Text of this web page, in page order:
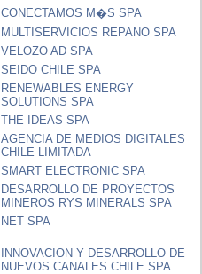
CONECTAMOS M�S SPA
MULTISERVICIOS REPANO SPA
VELOZO AD SPA
SEIDO CHILE SPA
RENEWABLES ENERGY
SOLUTIONS SPA
THE IDEAS SPA
AGENCIA DE MEDIOS DIGITALES
CHILE LIMITADA
SMART ELECTRONIC SPA
DESARROLLO DE PROYECTOS
MINEROS RYS MINERALS SPA
NET SPA
INNOVACION Y DESARROLLO DE
NUEVOS CANALES CHILE SPA